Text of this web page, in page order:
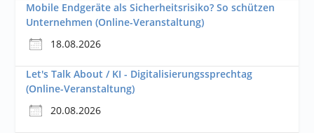
Mobile Endgeräte als Sicherheitsrisiko? So schützen
Unternehmen (Online-Veranstaltung)
18.08.2026
Let's Talk About / KI - Digitalisierungssprechtag
(Online-Veranstaltung)
20.08.2026